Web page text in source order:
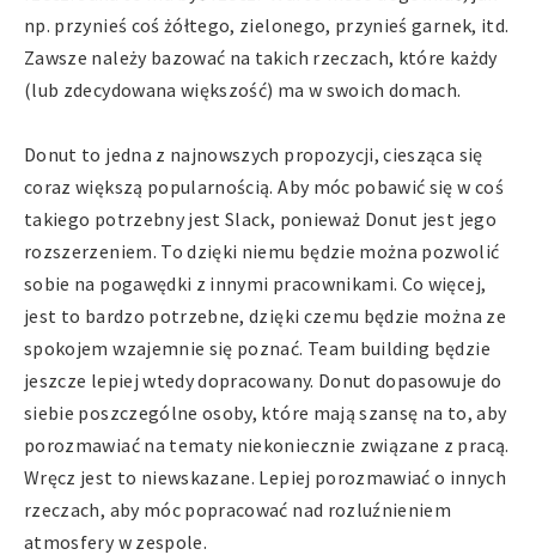
np. przynieś coś żółtego, zielonego, przynieś garnek, itd.
Zawsze należy bazować na takich rzeczach, które każdy
(lub zdecydowana większość) ma w swoich domach.
Donut to jedna z najnowszych propozycji, ciesząca się
coraz większą popularnością. Aby móc pobawić się w coś
takiego potrzebny jest Slack, ponieważ Donut jest jego
rozszerzeniem. To dzięki niemu będzie można pozwolić
sobie na pogawędki z innymi pracownikami. Co więcej,
jest to bardzo potrzebne, dzięki czemu będzie można ze
spokojem wzajemnie się poznać. Team building będzie
jeszcze lepiej wtedy dopracowany. Donut dopasowuje do
siebie poszczególne osoby, które mają szansę na to, aby
porozmawiać na tematy niekoniecznie związane z pracą.
Wręcz jest to niewskazane. Lepiej porozmawiać o innych
rzeczach, aby móc popracować nad rozluźnieniem
atmosfery w zespole.